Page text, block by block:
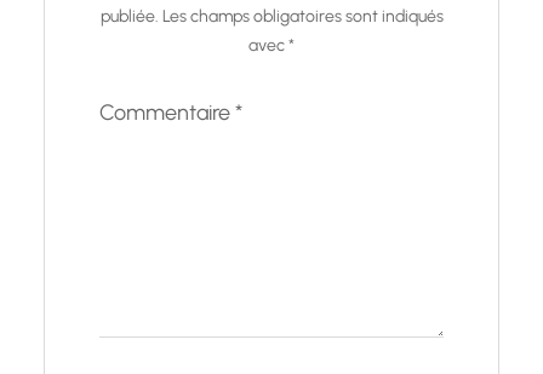
publiée. Les champs obligatoires sont indiqués
avec*
Commentaire*